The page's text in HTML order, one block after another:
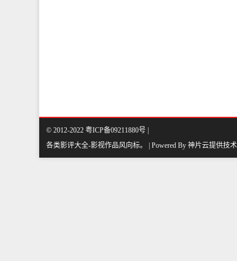
© 2012-2022 粤ICP备09211880号 |
各类影评大全-影视作品风向标。 | Powered By 神片云提供技